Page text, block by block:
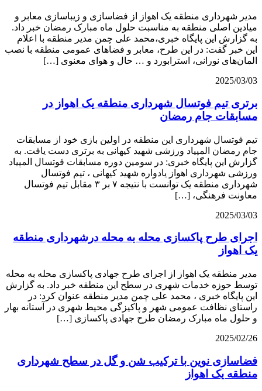
مدیر شهرداری منطقه یک اهواز از فضاسازی و زیباسازی معابر و
میادین اصلی منطقه به مناسبت حلول ماه مبارک رمضان خبر داد.
به گزارش این پایگاه خبری،محمد علی چمن مدیر منطقه با اعلام
این خبر گفت: در این طرح، معابر و فضاهای عمومی منطقه با نصب
المان‌های نورانی، استرابورد و … حال و هوای معنوی […]
2025/03/03
برتری تیم فوتسال شهرداری منطقه یک اهواز در
مسابقات جام رمضان
تیم فوتسال شهرداری این منطقه در اولین بازی خود از مسابقات
جام رمضان المپیاد ورزشی شهید کیهانی به برتری دست یافت. به
گزارش این پایگاه خبری: در سومین دوره مسابقات فوتسال المپیاد
ورزشی شهرداری اهواز یادواره شهید کیهانی ، تیم فوتسال
شهرداری منطقه یک توانست با نتیجه ۷ بر ۳ مقابل تیم فوتسال
معاونت فرهنگی، […]
2025/03/03
اجرای طرح پاکسازی محله به محله درشهرداری منطقه
یک اهواز
مدیر منطقه یک اهواز از اجرای طرح جهادی پاکسازی محله به محله
توسط حوزه خدمات شهری در سطح این منطقه خبر داد. به گزارش
این پایگاه خبری ، محمد علی چمن مدیر منطقه عنوان کرد: در
راستای نظافت عمومی شهر و پاکیزگی محیط شهری در آستانه بهار
و حلول ماه مبارک رمضان طرح جهادی پاکسازی […]
2025/02/26
فضاسازی نوین با ترکیب شن و گل در سطح شهرداری
منطقه یک اهواز